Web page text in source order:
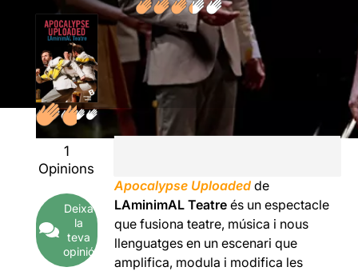
1
Opinions
Deixa
la
teva
opinió
Apocalypse Uploaded de
LAminimAL Teatre és un espectacle
que fusiona teatre, música i nous
llenguatges en un escenari que
amplifica, modula i modifica les